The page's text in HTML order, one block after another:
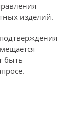
изделий.
быть